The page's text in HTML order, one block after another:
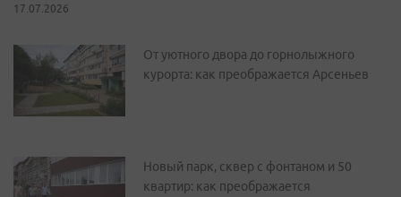
17.07.2026
От уютного двора до горнолыжного
курорта: как преображается Арсеньев
Новый парк, сквер с фонтаном и 50
квартир: как преображается